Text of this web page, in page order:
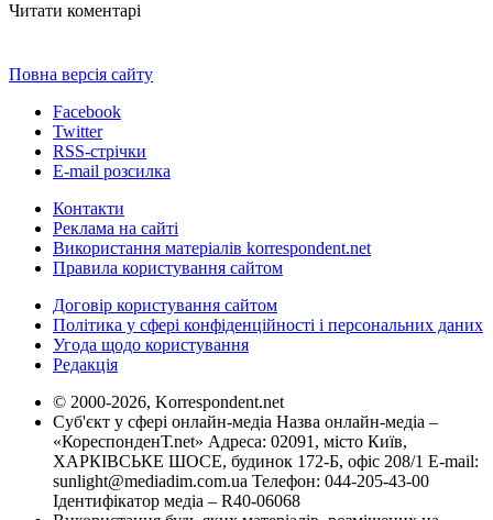
Читати коментарі
Повна версія сайту
Facebook
Twitter
RSS-стрічки
E-mail розсилка
Контакти
Реклама на сайті
Використання матеріалів korrespondent.net
Правила користування сайтом
Договір користування сайтом
Політика у сфері конфіденційності і персональних даних
Угода щодо користування
Редакція
© 2000-2026, Korrespondent.net
Суб'єкт у сфері онлайн-медіа Назва онлайн-медіа –
«КореспонденТ.net» Адреса: 02091, місто Київ,
ХАРКІВСЬКЕ ШОСЕ, будинок 172-Б, офіс 208/1 E-mail:
sunlight@mediadim.com.ua Телефон: 044-205-43-00
Ідентифікатор медіа – R40-06068